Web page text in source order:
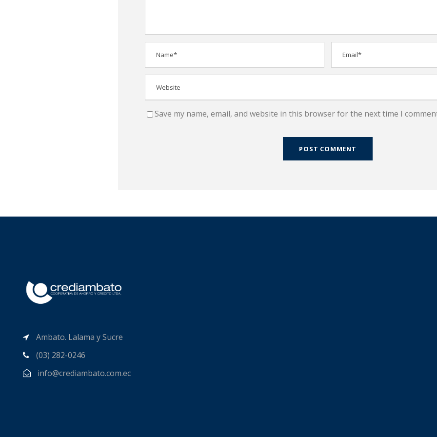
Save my name, email, and website in this browser for the next time I
Ambato. Lalama y Sucre
(03) 282-0246
info@crediambato.com.ec